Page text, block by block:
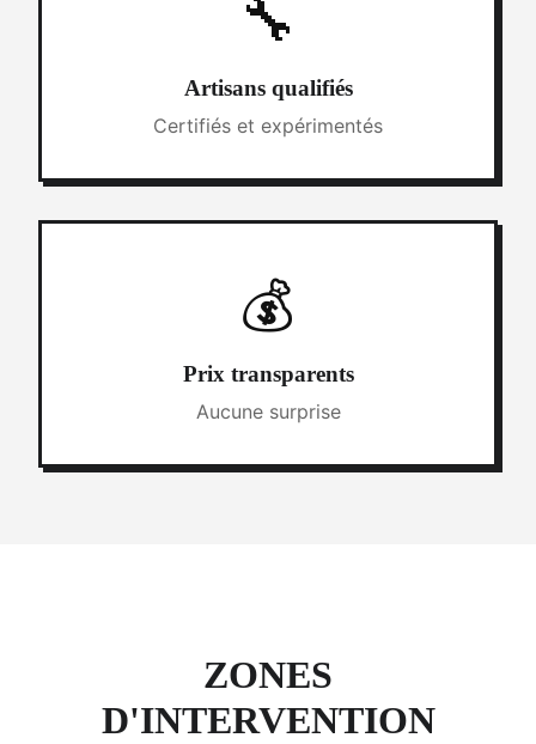
🔧
Artisans qualifiés
Certifiés et expérimentés
💰
Prix transparents
Aucune surprise
ZONES
D'INTERVENTION